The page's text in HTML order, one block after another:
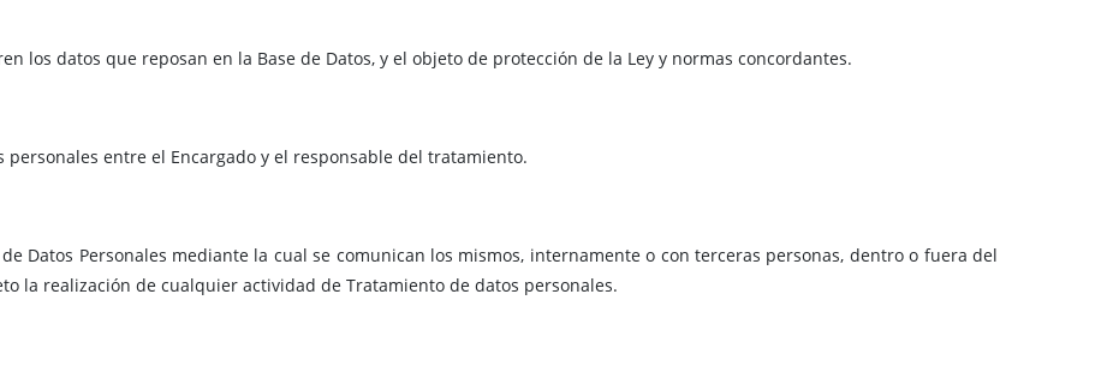
los datos que reposan en la Base de Datos, y el objeto de protección de la Ley y normas concordantes.
personales entre el Encargado y el responsable del tratamiento.
Datos Personales mediante la cual se comunican los mismos, internamente o con terceras personas, dentro o fuera del
la realización de cualquier actividad de Tratamiento de datos personales.